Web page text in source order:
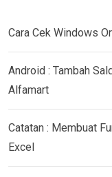
Cara Cek Windows
Android : Tambah
Alfamart
Catatan : Membuat
Excel